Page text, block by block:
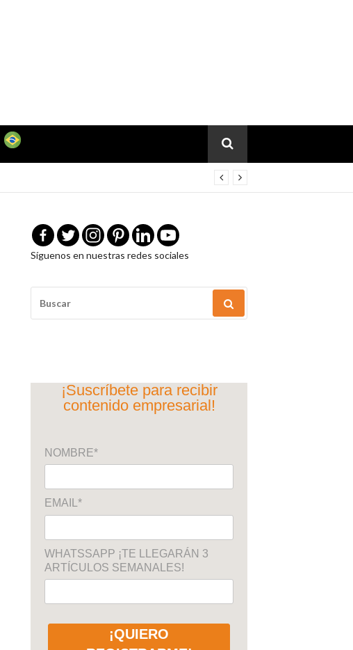
Síguenos en nuestras redes sociales
POR:
¡Suscríbete para recibir
contenido empresarial!
NOMBRE*
EMAIL*
WHATSSAPP ¡TE LLEGARÁN 3
ARTÍCULOS SEMANALES!
¡QUIERO